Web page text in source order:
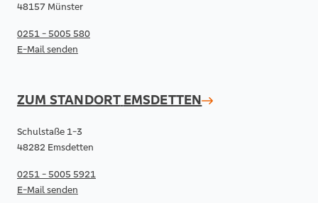
48157 Münster
0251 - 5005 580
E-Mail senden
ZUM STANDORT EMSDETTEN
Schulstaße 1-3
48282 Emsdetten
0251 - 5005 5921
E-Mail senden